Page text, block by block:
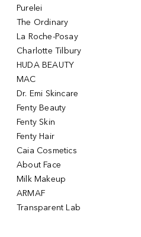
Purelei
The Ordinary
La Roche-Posay
Charlotte Tilbury
HUDA BEAUTY
MAC
Dr. Emi Skincare
Fenty Beauty
Fenty Skin
Fenty Hair
Caia Cosmetics
About Face
Milk Makeup
ARMAF
Transparent Lab